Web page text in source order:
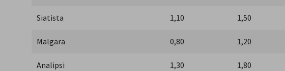
Siatista 1,10 1,50
Malgara 0,80 1,20
Analipsi 1,30 1,80